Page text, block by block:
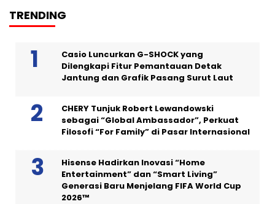
TRENDING
Casio Luncurkan G-SHOCK yang
Dilengkapi Fitur Pemantauan Detak
Jantung dan Grafik Pasang Surut Laut
CHERY Tunjuk Robert Lewandowski
sebagai “Global Ambassador”, Perkuat
Filosofi “For Family” di Pasar Internasional
Hisense Hadirkan Inovasi “Home
Entertainment” dan “Smart Living”
Generasi Baru Menjelang FIFA World Cup
2026™